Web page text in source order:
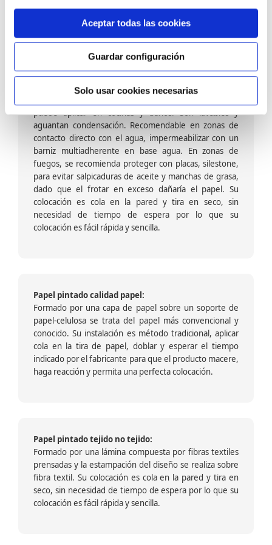
Aceptar todas las cookies
Guardar configuración
Solo usar cookies necesarias
de papel pintado que va en contacto directo con la pared, la
elección es importante para su correcta instalación.
Papel pintado tejido no tejido vinílico:
Formado por una capa de vinilo (plastificado) sobre un
puede aplicar en cocinas y baños. Son lavables y
aguantan condensación. Recomendable en zonas de
contacto directo con el agua, impermeabilizar con un
barniz multiadherente en base agua. En zonas de
fuegos, se recomienda proteger con placas, silestone,
para evitar salpicaduras de aceite y manchas de grasa,
dado que el frotar en exceso dañaría el papel. Su
colocación es cola en la pared y tira en seco, sin
necesidad de tiempo de espera por lo que su
colocación es fácil rápida y sencilla.
Papel pintado calidad papel:
Formado por una capa de papel sobre un soporte de
papel-celulosa se trata del papel más convencional y
conocido. Su instalación es método tradicional, aplicar
cola en la tira de papel, doblar y esperar el tiempo
indicado por el fabricante para que el producto macere,
haga reacción y permita una perfecta colocación.
Papel pintado tejido no tejido:
Formado por una lámina compuesta por fibras textiles
prensadas y la estampación del diseño se realiza sobre
fibra textil. Su colocación es cola en la pared y tira en
seco, sin necesidad de tiempo de espera por lo que su
colocación es fácil rápida y sencilla.